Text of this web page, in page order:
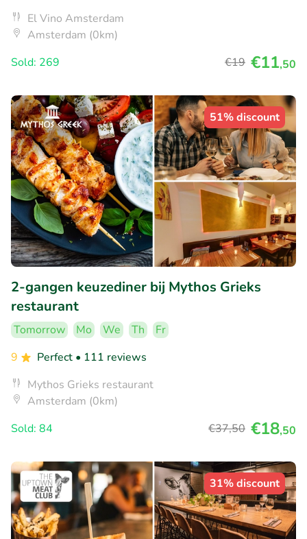
El Vino Amsterdam
Amsterdam (0km)
Sold: 269
€19 €11,50
51% discount
2-gangen keuzediner bij Mythos Grieks
restaurant
Tomorrow Mo We Th
Fr
9
Perfect • 111 reviews
Mythos Grieks restaurant
Amsterdam (0km)
Sold: 84
€37,50 €18,50
31% discount